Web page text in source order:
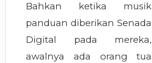
Bahkan ketika musik
panduan diberikan Senada
Digital pada mereka,
awalnya ada orang tua